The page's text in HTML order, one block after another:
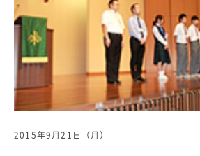
SGH活動報告
SCHOOL LIFE
スクールライフ
スクールカレンダー
クラブ・同好会
2015年9月21日（月）